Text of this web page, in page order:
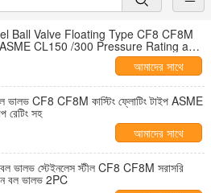
Ball Valve Floating Type CF8 CF8M
CL150 /300 Pressure Rating and
আমাদের সাথে
যোগাযোগ করুন
ভালভ CF8 CF8M কাস্টিং ফ্লোটিং টাইপ ASME
সহ
আমাদের সাথে
যোগাযোগ করুন
ভালভ স্টেইনলেস স্টীল CF8 CF8M সরাসরি
বল ভালভ 2PC